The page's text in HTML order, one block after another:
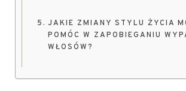
JAKIE ZMIANY STYLU ŻYCIA
POMÓC W ZAPOBIEGANIU
WŁOSÓW?